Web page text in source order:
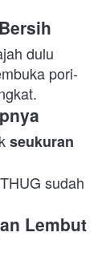
dulu
pori-
seukuran
sudah
Lembut